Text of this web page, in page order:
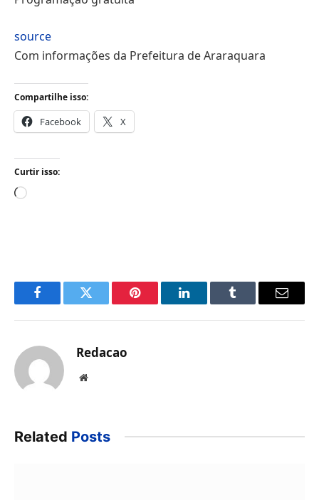
source
Com informações da Prefeitura de Araraquara
Compartilhe isso:
Facebook X
Curtir isso:
Carregando...
FacebookTwitter Pinterest LinkedInTumblr Email
Redacao
Website
Related Posts